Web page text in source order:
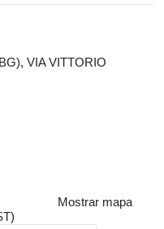
VIA VITTORIO
Mostrar mapa